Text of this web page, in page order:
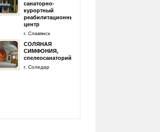
санаторно-
курортный
реабилитационный
центр
г. Славянск
СОЛЯНАЯ
СИМФОНИЯ,
спелеосанаторий
г. Соледар